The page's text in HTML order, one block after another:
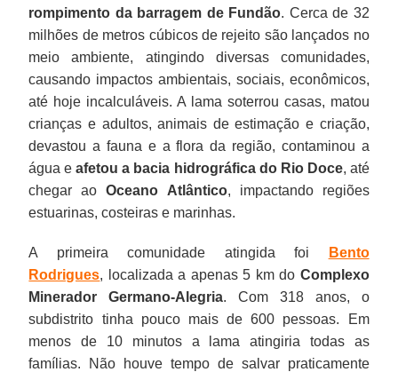
rompimento da barragem de Fundão. Cerca de 32
milhões de metros cúbicos de rejeito são lançados no
meio ambiente, atingindo diversas comunidades,
causando impactos ambientais, sociais, econômicos,
até hoje incalculáveis. A lama soterrou casas, matou
crianças e adultos, animais de estimação e criação,
devastou a fauna e a flora da região, contaminou a
água eafetou a bacia hidrográfica do Rio Doce, até
chegar aoOceano Atlântico, impactando regiões
estuarinas, costeiras e marinhas.
A primeira comunidade atingida foi
Bento
Rodrigues, localizada a apenas 5 km do Complexo
Minerador Germano-Alegria. Com 318 anos, o
subdistrito tinha pouco mais de 600 pessoas. Em
menos de 10 minutos a lama atingiria todas as
famílias. Não houve tempo de salvar praticamente